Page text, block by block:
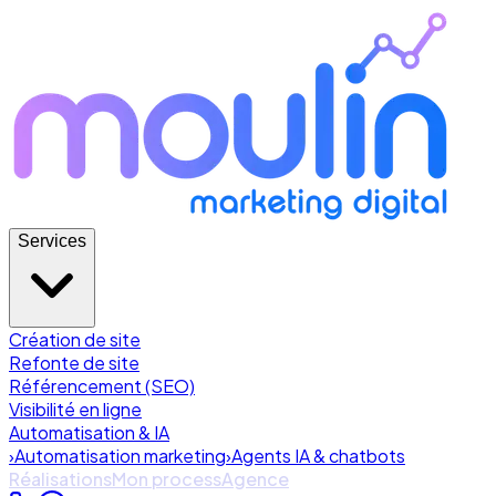
Services
Création de site
Refonte de site
Référencement (SEO)
Visibilité en ligne
Automatisation & IA
›Automatisation marketing›Agents IA & chatbots
RéalisationsMon processAgence